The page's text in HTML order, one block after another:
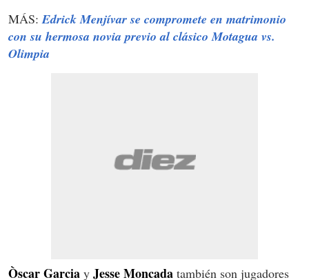
MÁS: Edrick Menjívar se compromete en matrimonio
con su hermosa novia previo al clásico Motagua vs.
Olimpia
Òscar Garcia y Jesse Moncada también son jugadores